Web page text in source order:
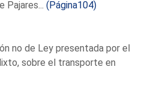
Pajares...(Página104)
no de Ley presentada por el
sobre el transporte en